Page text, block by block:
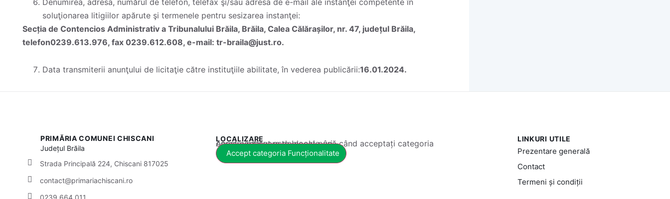
soluţionarea litigiilor apărute şi termenele pentru sesizarea instanţei:
Secția de Contencios Administrativ a Tribunalului Brăila, Brăila, Calea Călărașilor, nr. 47, județul Brăila,
telefon0239.613.976, fax 0239.612.608, e-mail: tr-braila@just.ro.
Data transmiterii anunţului de licitaţie către instituţiile abilitate, în vederea publicării:16.01.2024.
PRIMĂRIA COMUNEI CHISCANI
Județul Brăila
Strada Principală 224, Chiscani 817025
contact@primariachiscani.ro
0239 664 011
LOCALIZARE
Acest conținut este blocat până când acceptați categoria corespunzătoare de cookie-uri.
Accept categoria Funcționalitate
LINKURI UTILE
Prezentare generală
Contact
Termeni și condiții